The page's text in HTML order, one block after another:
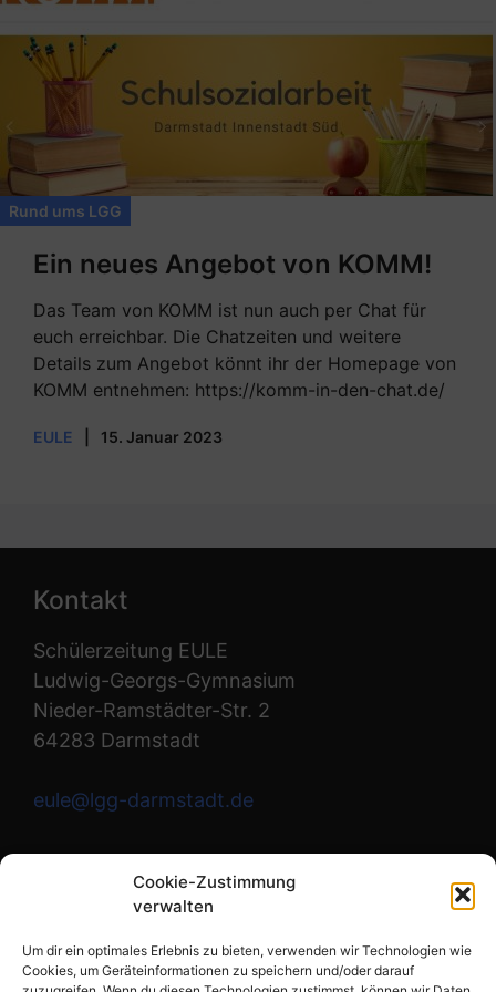
Cookie-Zustimmung
verwalten
Um dir ein optimales Erlebnis zu bieten, verwenden wir Technologien wie
Cookies, um Geräteinformationen zu speichern und/oder darauf
Rund ums LGG
Ein neues Angebot von KOMM!
Das Team von KOMM ist nun auch per Chat für
euch erreichbar. Die Chatzeiten und weitere
Details zum Angebot könnt ihr der Homepage von
KOMM entnehmen: https://komm-in-den-chat.de/
EULE 15. Januar 2023
Kontakt
Schülerzeitung EULE
Ludwig-Georgs-Gymnasium
Nieder-Ramstädter-Str. 2
64283 Darmstadt
eule@lgg-darmstadt.de
Wir sind die Redaktion.
Instagram